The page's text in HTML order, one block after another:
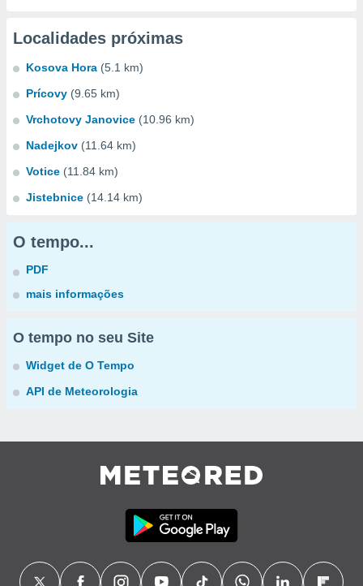
Localidades próximas
Kosova Hora (5.1 km)
Prícovy (9.65 km)
Vrchotovy Janovice (10.96 km)
Nadejkov (11.64 km)
Votice (11.84 km)
Jistebnice (14.14 km)
O tempo...
PDF
mais informações
O tempo no seu Site
Widget de O Tempo
API de Meteorologia